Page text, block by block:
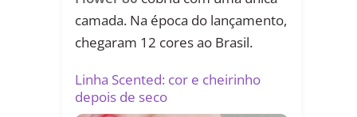
camada. Na época do lançamento,
chegaram 12 cores ao Brasil.
Linha Scented: cor e cheirinho
depois de seco